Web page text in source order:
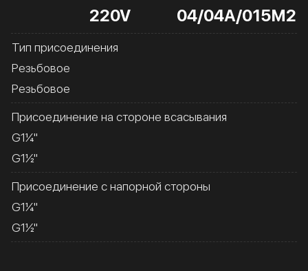
220V
04/04А/015М2
Тип присоединения
Резьбовое
Резьбовое
Присоединение на стороне всасывания
G1¼''
G1½''
Присоединение с напорной стороны
G1¼''
G1½''